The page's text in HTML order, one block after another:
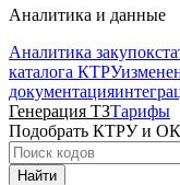
Аналитика и данные
Аналитика закупок
каталога КТРУ
документация
Генерация ТЗТарифы
Подобрать КТРУ и
Найти